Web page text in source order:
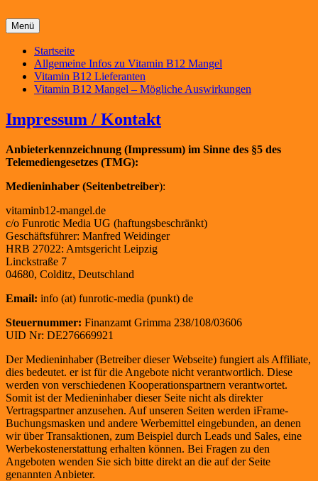
Menü
Primäres
Menü
Startseite
Allgemeine Infos zu Vitamin B12 Mangel
Vitamin B12 Lieferanten
Vitamin B12 Mangel – Mögliche Auswirkungen
Impressum / Kontakt
Anbieterkennzeichnung (Impressum) im Sinne des §5 des
Telemediengesetzes (TMG):
Medieninhaber (Seitenbetreiber):
vitaminb12-mangel.de
c/o Funrotic Media UG (haftungsbeschränkt)
Geschäftsführer: Manfred Weidinger
HRB 27022: Amtsgericht Leipzig
Linckstraße 7
04680, Colditz, Deutschland
Email: info (at) funrotic-media (punkt) de
Steuernummer: Finanzamt Grimma 238/108/03606
UID Nr: DE276669921
Der Medieninhaber (Betreiber dieser Webseite) fungiert als Affiliate,
dies bedeutet. er ist für die Angebote nicht verantwortlich. Diese
werden von verschiedenen Kooperationspartnern verantwortet.
Somit ist der Medieninhaber dieser Seite nicht als direkter
Vertragspartner anzusehen. Auf unseren Seiten werden iFrame-
Buchungsmasken und andere Werbemittel eingebunden, an denen
wir über Transaktionen, zum Beispiel durch Leads und Sales, eine
Werbekostenerstattung erhalten können. Bei Fragen zu den
Angeboten wenden Sie sich bitte direkt an die auf der Seite
genannten Anbieter.